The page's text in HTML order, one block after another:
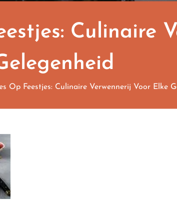
Culinaire
Op Feestjes: Culinaire Verwennerij Voor Elke